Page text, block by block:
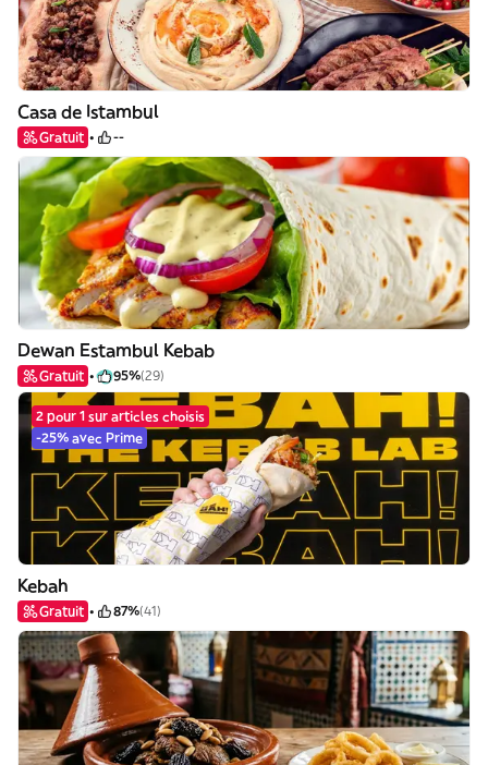
Casa de Istambul
Gratuit --
Dewan Estambul Kebab
Gratuit 95%(29)
2 pour 1 sur articles choisis
-25% avec Prime
Kebah
Gratuit 87%(41)